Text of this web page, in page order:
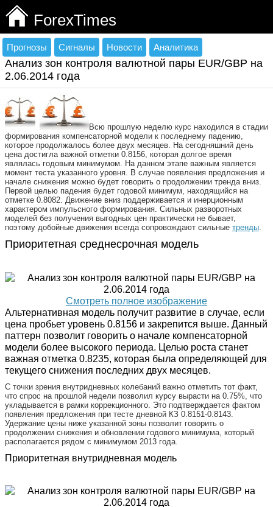
ForexTimes
Прогнозы Сигналы Новости Аналитика
Анализ зон контроля валютной пары EUR/GBP на
2.06.2014 года
Всю прошлую неделю курс находился в стадии
формирования компенсаторной модели к последнему падению,
которое продолжалось более двух месяцев. На сегодняшний день
цена достигла важной отметки 0.8156, которая долгое время
являлась годовым минимумом. На данном этапе важным является
момент теста указанного уровня. В случае появления предложения и
начале снижения можно будет говорить о продолжении тренда вниз.
Первой целью падения будет годовой минимум, находящийся на
отметке 0.8082. Движение вниз поддерживается и инерционным
характером импульсного формирования. Сильных разворотных
моделей без получения выгодных цен практически не бывает,
поэтому добойные движения всегда сопровождают сильные тренды.
Приоритетная среднесрочная модель
Смотреть полное изображение
Альтернативная модель получит развитие в случае, если
цена пробьет уровень 0.8156 и закрепится выше. Данный
паттерн позволит говорить о начале компенсаторной
модели более высокого периода. Целью роста станет
важная отметка 0.8235, которая была определяющей для
текущего снижения последних двух месяцев.
С точки зрения внутридневных колебаний важно отметить тот факт,
что спрос на прошлой недели позволил курсу вырасти на 0.75%, что
укладывается в рамки коррекционного. Это подтверждается фактом
появления предложения при тесте дневной КЗ 0.8151-0.8143.
Удержание цены ниже указанной зоны позволит говорить о
продолжении снижения и обновлении годового минимума, который
располагается рядом с минимумом 2013 года.
Приоритетная внутридневная модель